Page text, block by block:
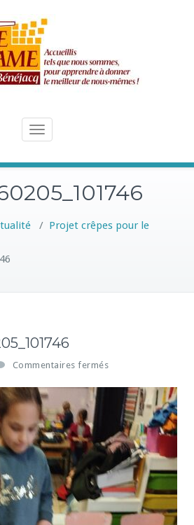
Toggle
/ Projet crêpes pour le
Commentaires fermés
M
G
_
2
0
2
6
0